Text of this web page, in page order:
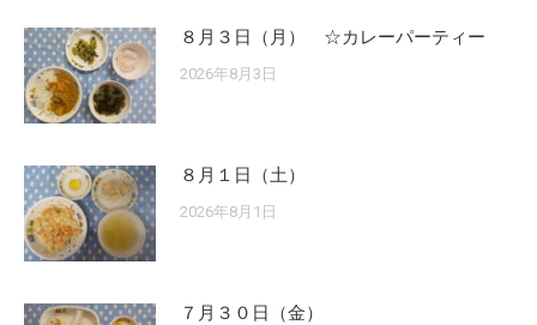
８月３日（月） ☆カレーパーティー
2026年8月3日
８月１日（土）
2026年8月1日
７月３０日（金）